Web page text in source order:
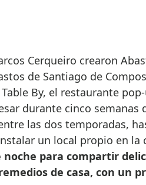
Cerqueiro crearon
de Santiago de
By, el restaurante
durante cinco semanas
las dos temporadas,
un local propio en la
para compartir
de casa, con un